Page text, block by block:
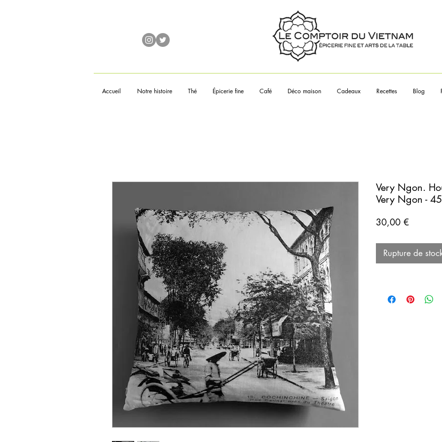
Accueil Notre histoire Thé Épicerie fine Café Déco maison Cadeaux Recettes Blog
Very Ngon.
Very Ngon -
30,00 €Prix
Rupture de